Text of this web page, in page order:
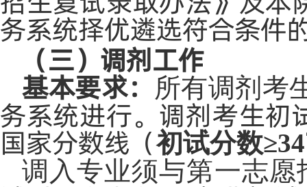
务系统择优遴选符合条件
（三）调剂工作
基本要求： 所有调剂考
务系统进行。调剂考生初
国家分数线（初试分数≥34
调入专业须与第一志